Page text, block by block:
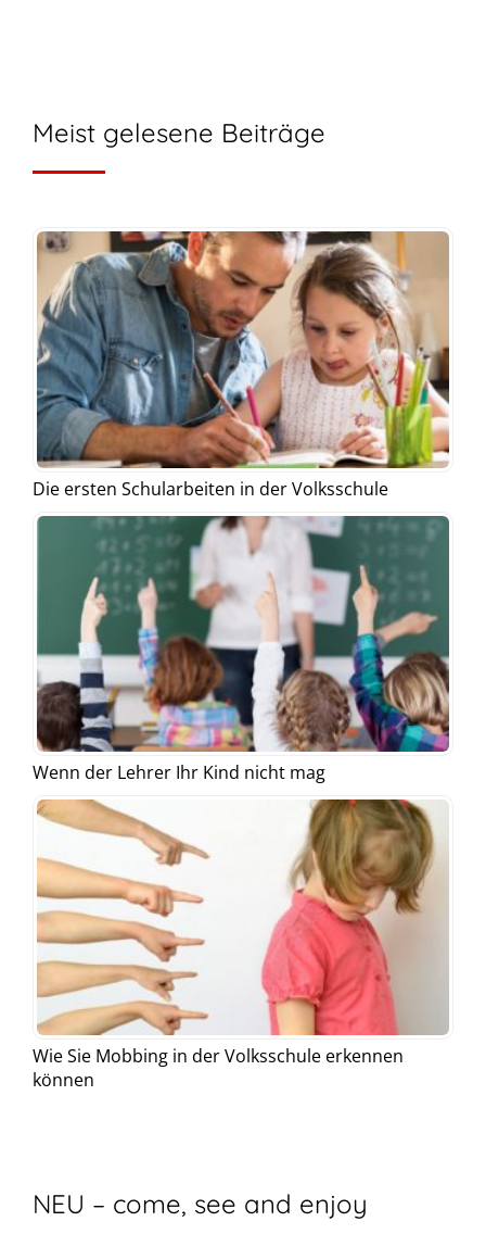
Meist gelesene Beiträge
Die ersten Schularbeiten in der Volksschule
Wenn der Lehrer Ihr Kind nicht mag
Wie Sie Mobbing in der Volksschule erkennen
können
NEU – come, see and enjoy